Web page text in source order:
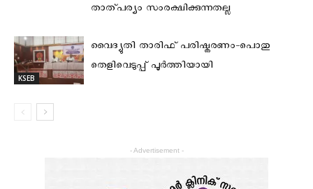
താത്പര്യം സംരക്ഷിക്കുന്നതല്ല
KSEB
വൈദ്യുതി താരിഫ് പരിഷ്കരണം-പൊതു
തെളിവെടുപ്പ് പൂർത്തിയായി
- Advertisement -